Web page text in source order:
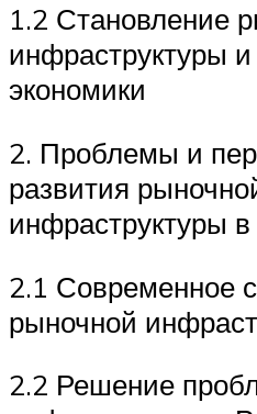
1.2 Становление
инфраструктуры
экономики
2. Проблемы и
развития
инфраструктуры
2.1 Современное
рыночной
2.2 Решение